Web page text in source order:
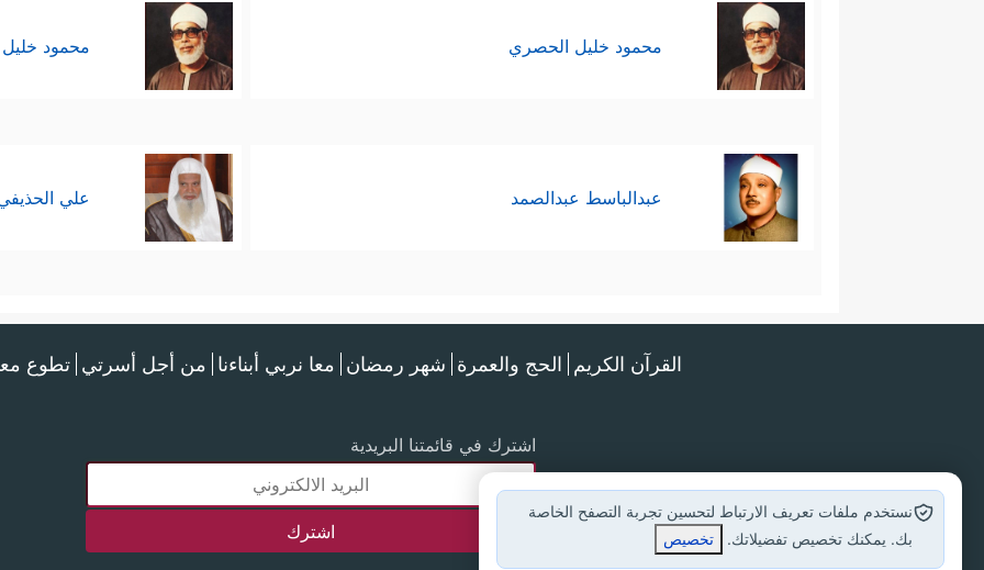
محمود خليل الحصري محمود
عبدالباسط عبدالصمد علي
القرآن الكريم الحج والعمرة شهر رمضان معا نربي أبناءنا من أجل أسرتي تطوع
اشترك في قائمتنا البريدية
نستخدم ملفات تعريف الارتباط لتحسين تجربة التصفح الخاصة
بك. يمكنك تخصيص تفضيلاتك.
تخصيص